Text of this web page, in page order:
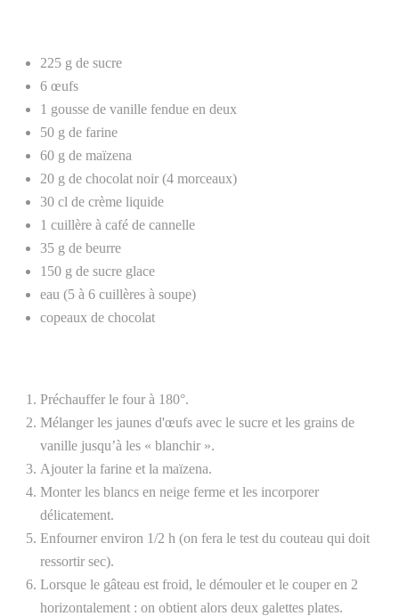
225 g de sucre
6 œufs
1 gousse de vanille fendue en deux
50 g de farine
60 g de maïzena
20 g de chocolat noir (4 morceaux)
30 cl de crème liquide
1 cuillère à café de cannelle
35 g de beurre
150 g de sucre glace
eau (5 à 6 cuillères à soupe)
copeaux de chocolat
Préchauffer le four à 180°.
Mélanger les jaunes d'œufs avec le sucre et les grains de
vanille jusqu’à les « blanchir ».
Ajouter la farine et la maïzena.
Monter les blancs en neige ferme et les incorporer
délicatement.
Enfourner environ 1/2 h (on fera le test du couteau qui doit
ressortir sec).
Lorsque le gâteau est froid, le démouler et le couper en 2
horizontalement : on obtient alors deux galettes plates.